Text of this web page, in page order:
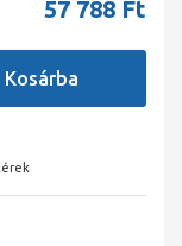
57 788 Ft